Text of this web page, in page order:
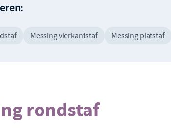
Messing vierkantstaf Messing platstaf
rondstaf